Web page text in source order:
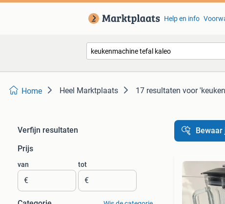
Help en info
Home Heel Marktplaats 17 resultaten voor
Verfijn resultaten
Prijs
van
€
tot
€
Bewaar